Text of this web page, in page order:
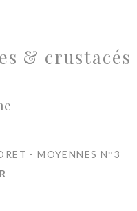
& crustacés
- MOYENNES N°3